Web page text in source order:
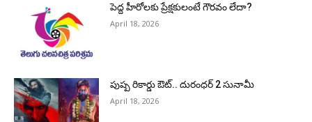
పెద్ద హీరోల‌కు ప్రేక్ష‌కులంటే గౌర‌వం లేదా?
April 18, 2026
పుష్ప రికార్డు ఔట్‌.. దురంధ‌ర్ 2 సునామీ
April 18, 2026